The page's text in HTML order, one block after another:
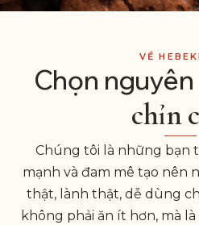
VỀ
Chọn
chỉn
Chúng tôi là những bạn
mạnh và đam mê tạo nên
thật, lành thật, dễ dùng
không phải ăn ít hơn, mà